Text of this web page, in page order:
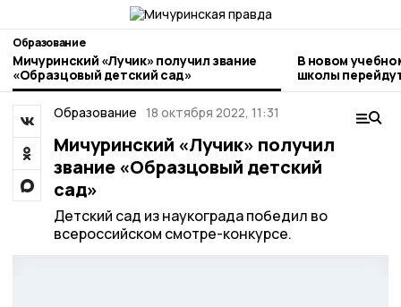
Образование
Мичуринский «Лучик» получил звание
«Образцовый детский сад»
В новом
школы
Образование 18 октября 2022, 11:31
Мичуринский «Лучик» получил
звание «Образцовый детский
сад»
Детский сад из наукограда победил во
всероссийском смотре-конкурсе.